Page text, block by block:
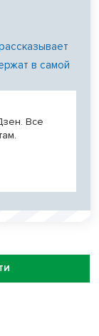
в самой
Все